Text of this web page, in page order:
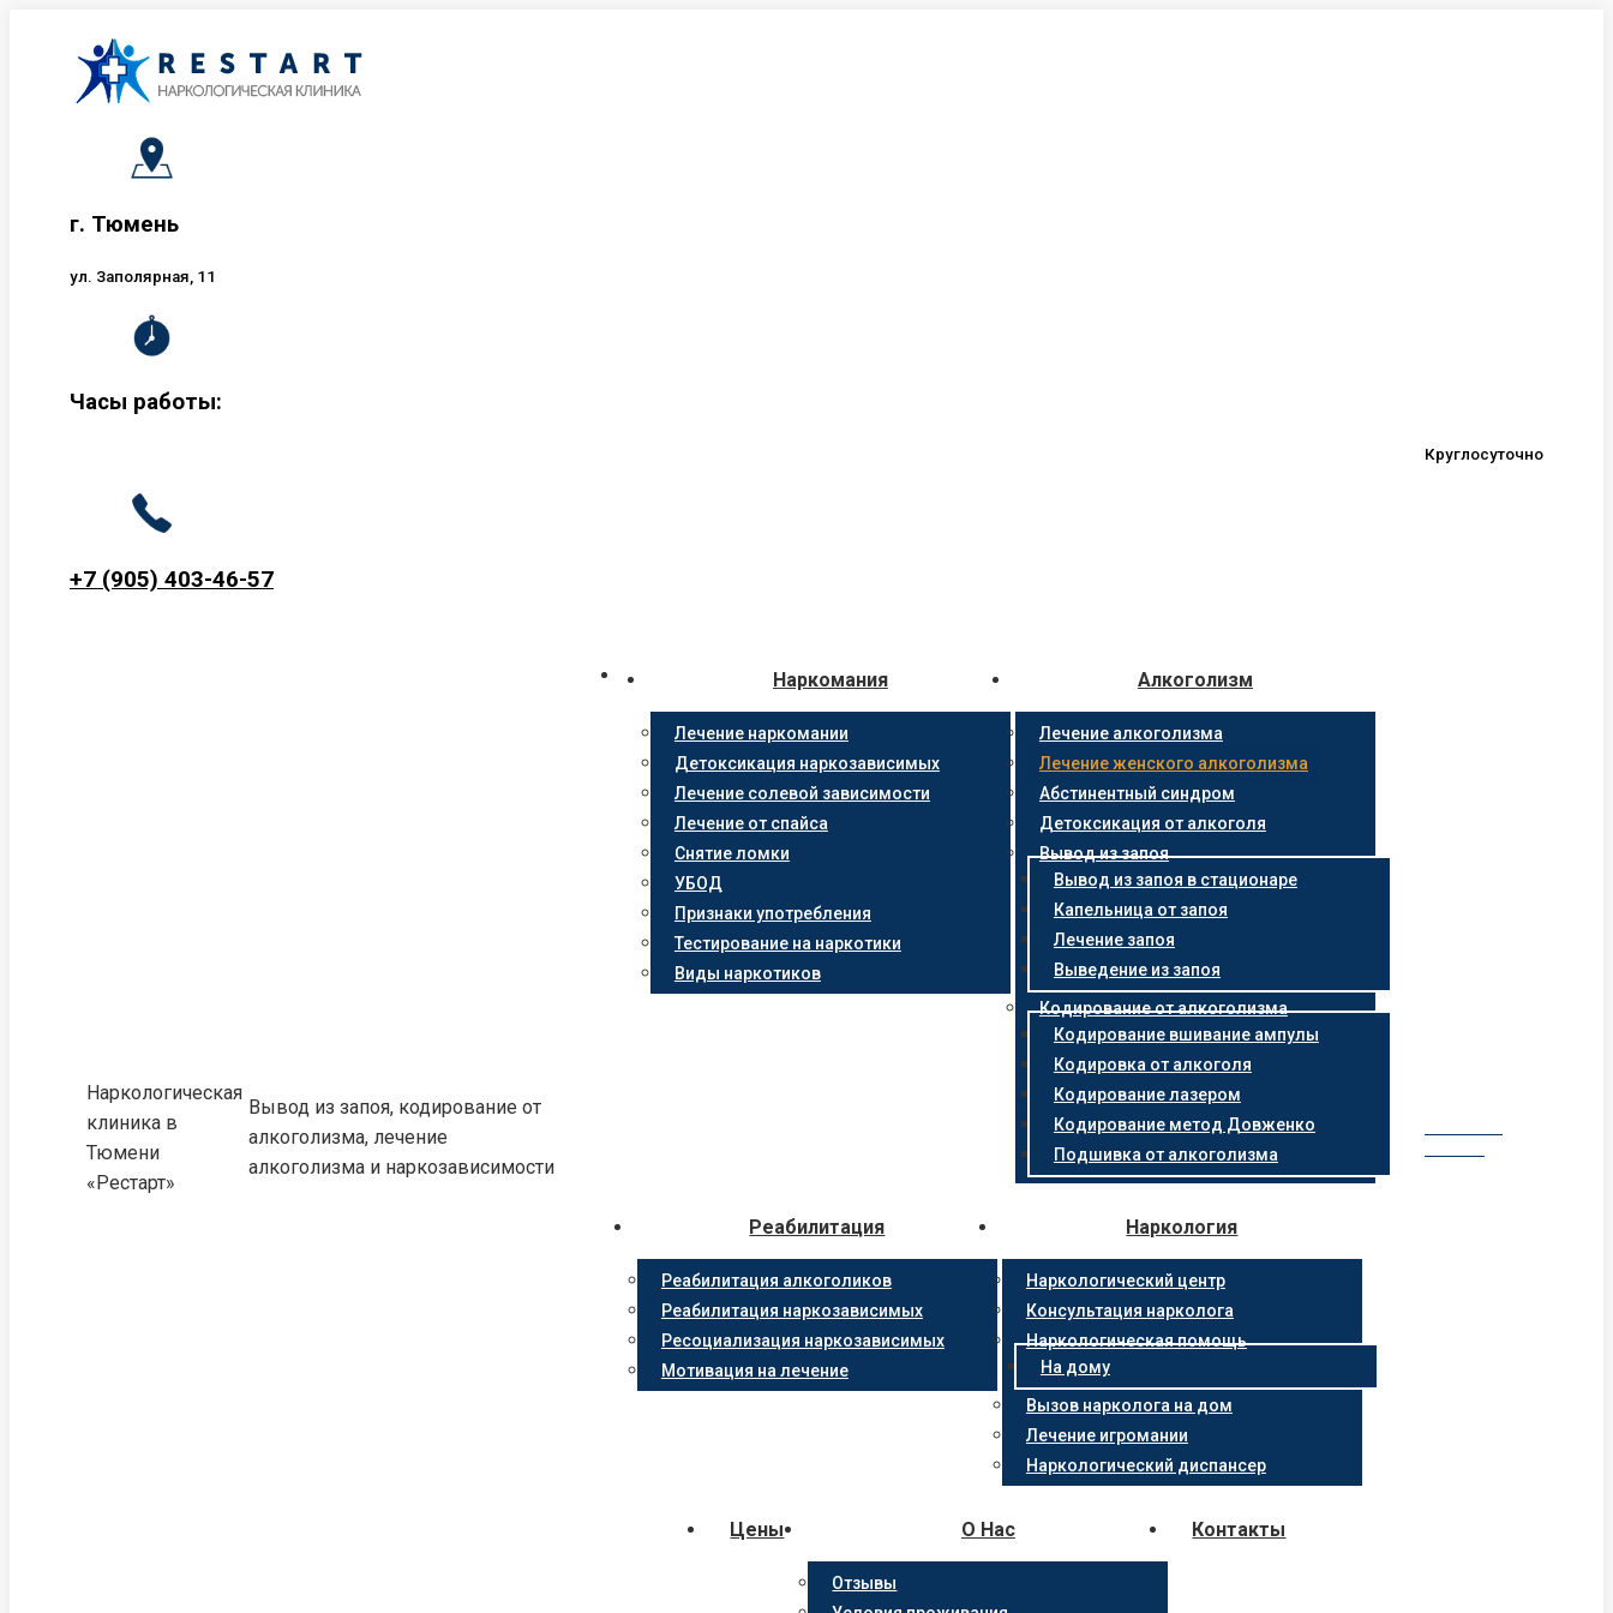
содержанию
г. Тюмень
ул. Заполярная, 11
Часы работы:
Круглосуточно
+7 (905) 403-46-57
Наркологическая
клиника в
Тюмени
«Рестарт»
Вывод из запоя, кодирование от
алкоголизма, лечение
алкоголизма и наркозависимости
Наркомания
Лечение наркомании
Детоксикация наркозависимых
Лечение солевой зависимости
Лечение от спайса
Снятие ломки
УБОД
Признаки употребления
Тестирование на наркотики
Виды наркотиков
Алкоголизм
Лечение алкоголизма
Лечение женского алкоголизма
Абстинентный синдром
Детоксикация от алкоголя
Вывод из запоя
Вывод из запоя в стационаре
Капельница от запоя
Лечение запоя
Выведение из запоя
Кодирование от алкоголизма
Кодирование вшивание ампулы
Кодировка от алкоголя
Кодирование лазером
Кодирование метод Довженко
Подшивка от алкоголизма
Реабилитация
Реабилитация алкоголиков
Реабилитация наркозависимых
Ресоциализация наркозависимых
Мотивация на лечение
Наркология
Наркологический центр
Консультация нарколога
Наркологическая помощь
На дому
Вызов нарколога на дом
Лечение игромании
Наркологический диспансер
Цены О Нас
Отзывы
Контакты